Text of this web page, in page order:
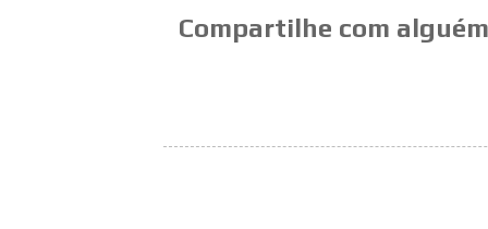
Compartilhe com